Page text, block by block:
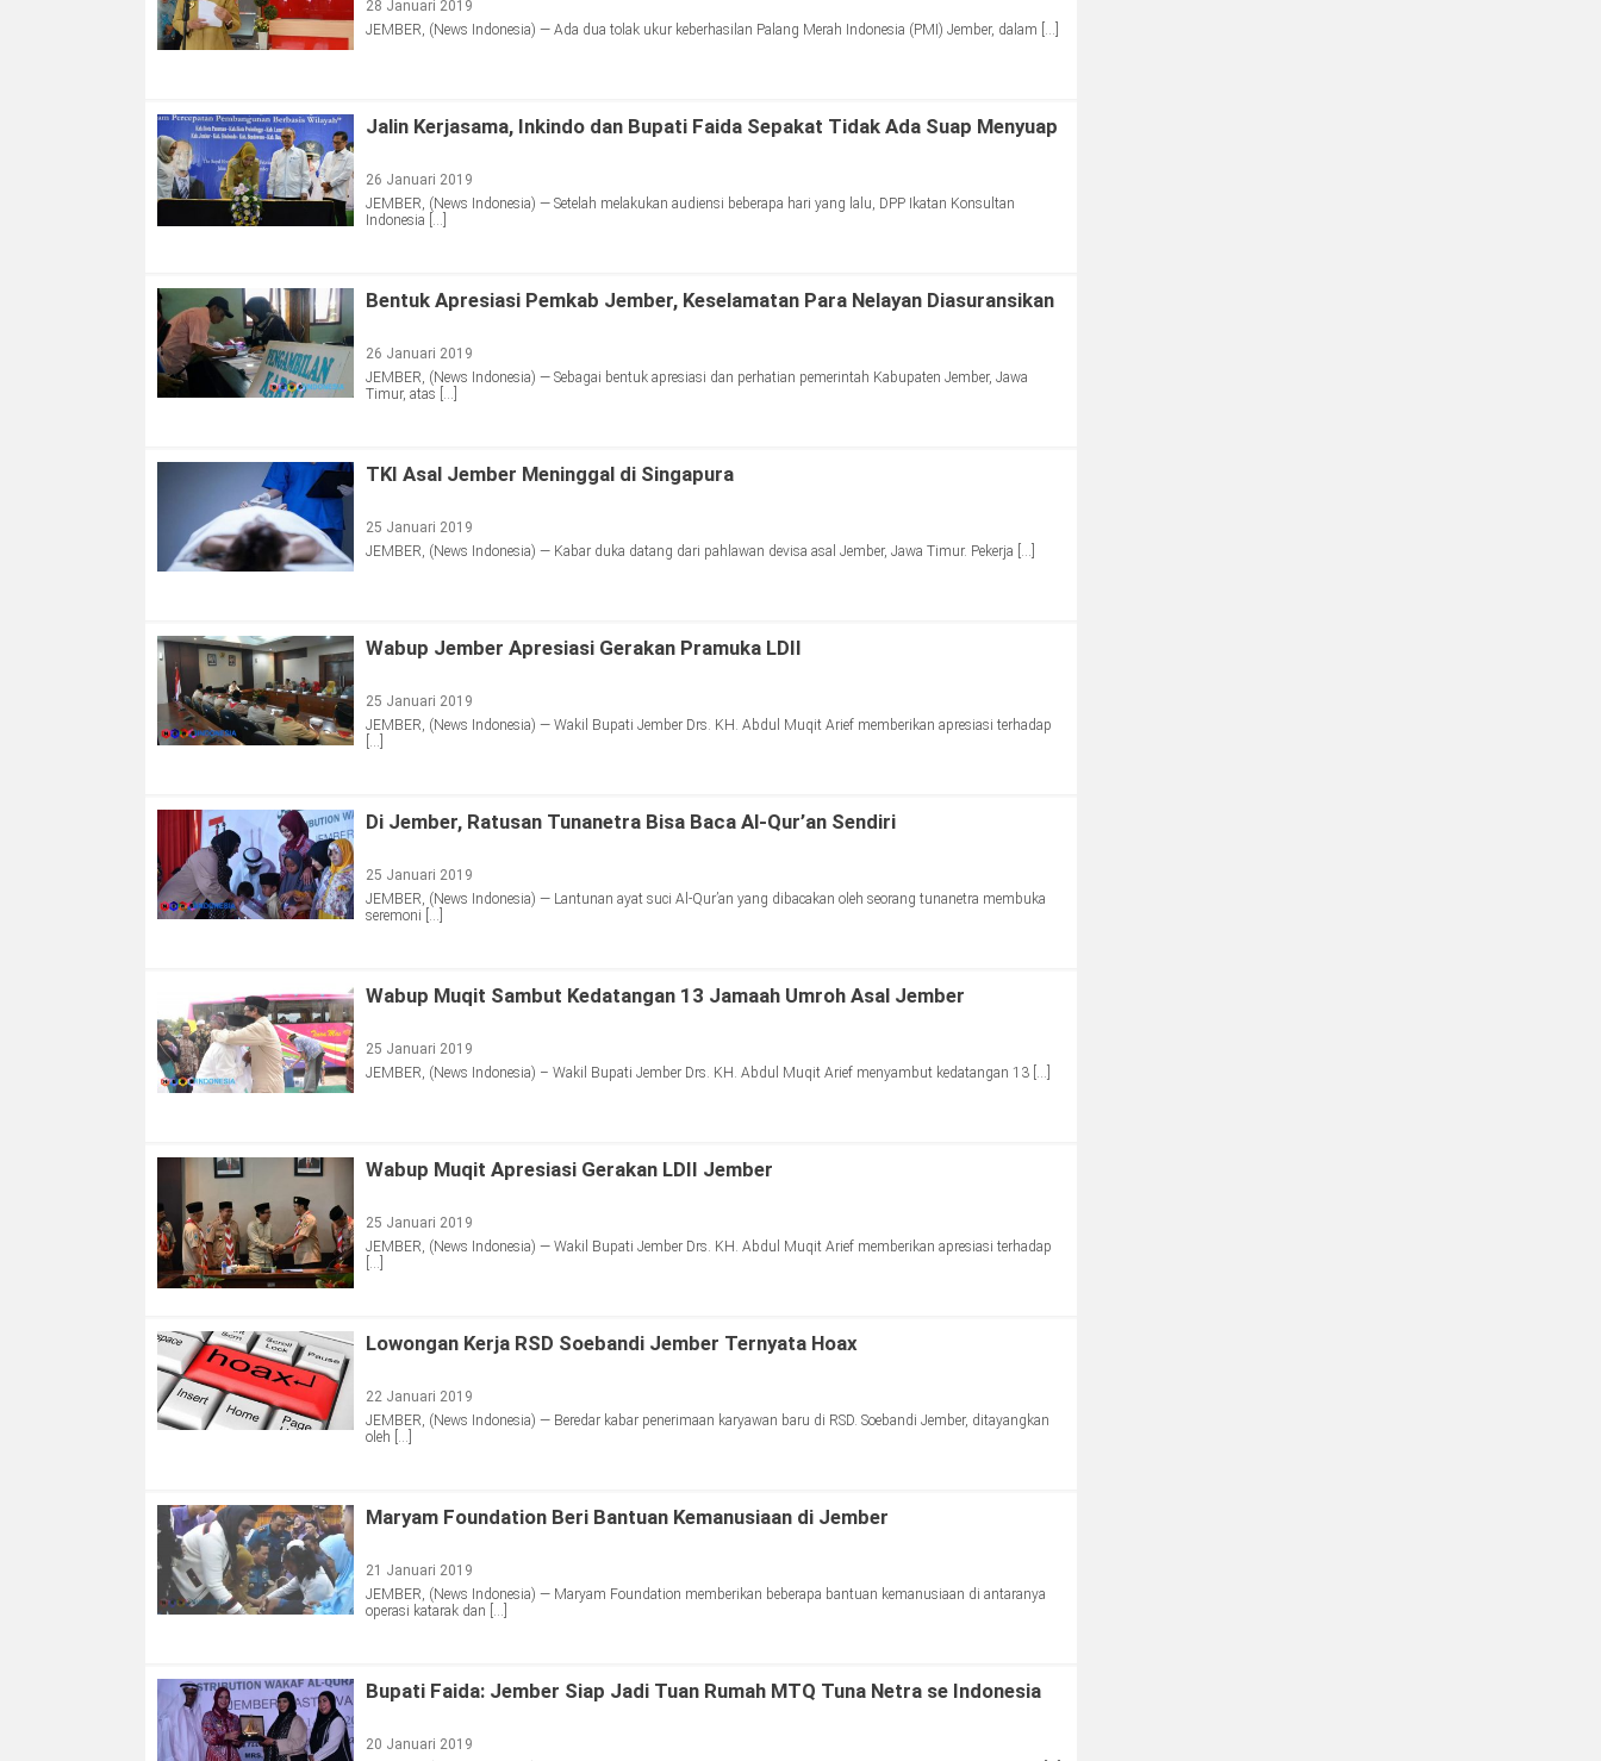
28 Januari 2019
JEMBER, (News Indonesia) — Ada dua tolak ukur keberhasilan Palang Merah Indonesia (PMI) Jember, dalam […]
Jalin Kerjasama, Inkindo dan Bupati Faida Sepakat Tidak Ada Suap Menyuap
26 Januari 2019
JEMBER, (News Indonesia) — Setelah melakukan audiensi beberapa hari yang lalu, DPP Ikatan Konsultan
Indonesia […]
Bentuk Apresiasi Pemkab Jember, Keselamatan Para Nelayan Diasuransikan
26 Januari 2019
JEMBER, (News Indonesia) — Sebagai bentuk apresiasi dan perhatian pemerintah Kabupaten Jember, Jawa
Timur, atas […]
TKI Asal Jember Meninggal di Singapura
25 Januari 2019
JEMBER, (News Indonesia) — Kabar duka datang dari pahlawan devisa asal Jember, Jawa Timur. Pekerja […]
Wabup Jember Apresiasi Gerakan Pramuka LDII
25 Januari 2019
JEMBER, (News Indonesia) — Wakil Bupati Jember Drs. KH. Abdul Muqit Arief memberikan apresiasi terhadap
[…]
Di Jember, Ratusan Tunanetra Bisa Baca Al-Qur’an Sendiri
25 Januari 2019
JEMBER, (News Indonesia) — Lantunan ayat suci Al-Qur’an yang dibacakan oleh seorang tunanetra membuka
seremoni […]
Wabup Muqit Sambut Kedatangan 13 Jamaah Umroh Asal Jember
25 Januari 2019
JEMBER, (News Indonesia) – Wakil Bupati Jember Drs. KH. Abdul Muqit Arief menyambut kedatangan 13 […]
Wabup Muqit Apresiasi Gerakan LDII Jember
25 Januari 2019
JEMBER, (News Indonesia) — Wakil Bupati Jember Drs. KH. Abdul Muqit Arief memberikan apresiasi terhadap
[…]
Lowongan Kerja RSD Soebandi Jember Ternyata Hoax
22 Januari 2019
JEMBER, (News Indonesia) — Beredar kabar penerimaan karyawan baru di RSD. Soebandi Jember, ditayangkan
oleh […]
Maryam Foundation Beri Bantuan Kemanusiaan di Jember
21 Januari 2019
JEMBER, (News Indonesia) — Maryam Foundation memberikan beberapa bantuan kemanusiaan di antaranya
operasi katarak dan […]
Bupati Faida: Jember Siap Jadi Tuan Rumah MTQ Tuna Netra se Indonesia
20 Januari 2019